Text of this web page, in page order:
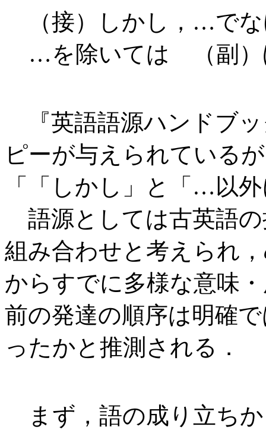
（接）しかし，…で
…を除いては （副）
『英語語源ハンドブ
ピーが与えられている
「「しかし」と「…以
語源としては古英語
組み合わせと考えられ，
からすでに多様な意味
前の発達の順序は明確
ったかと推測される．
まず，語の成り立ち